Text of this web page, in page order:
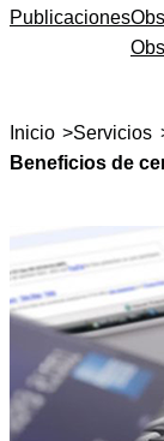
Publicaciones
Inicio >Servicios
Beneficios de